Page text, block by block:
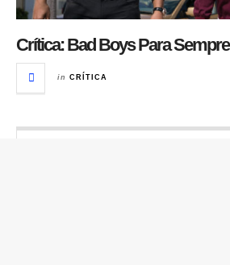
Crítica: Bad Boys Para Sempre
in CRÍTICA